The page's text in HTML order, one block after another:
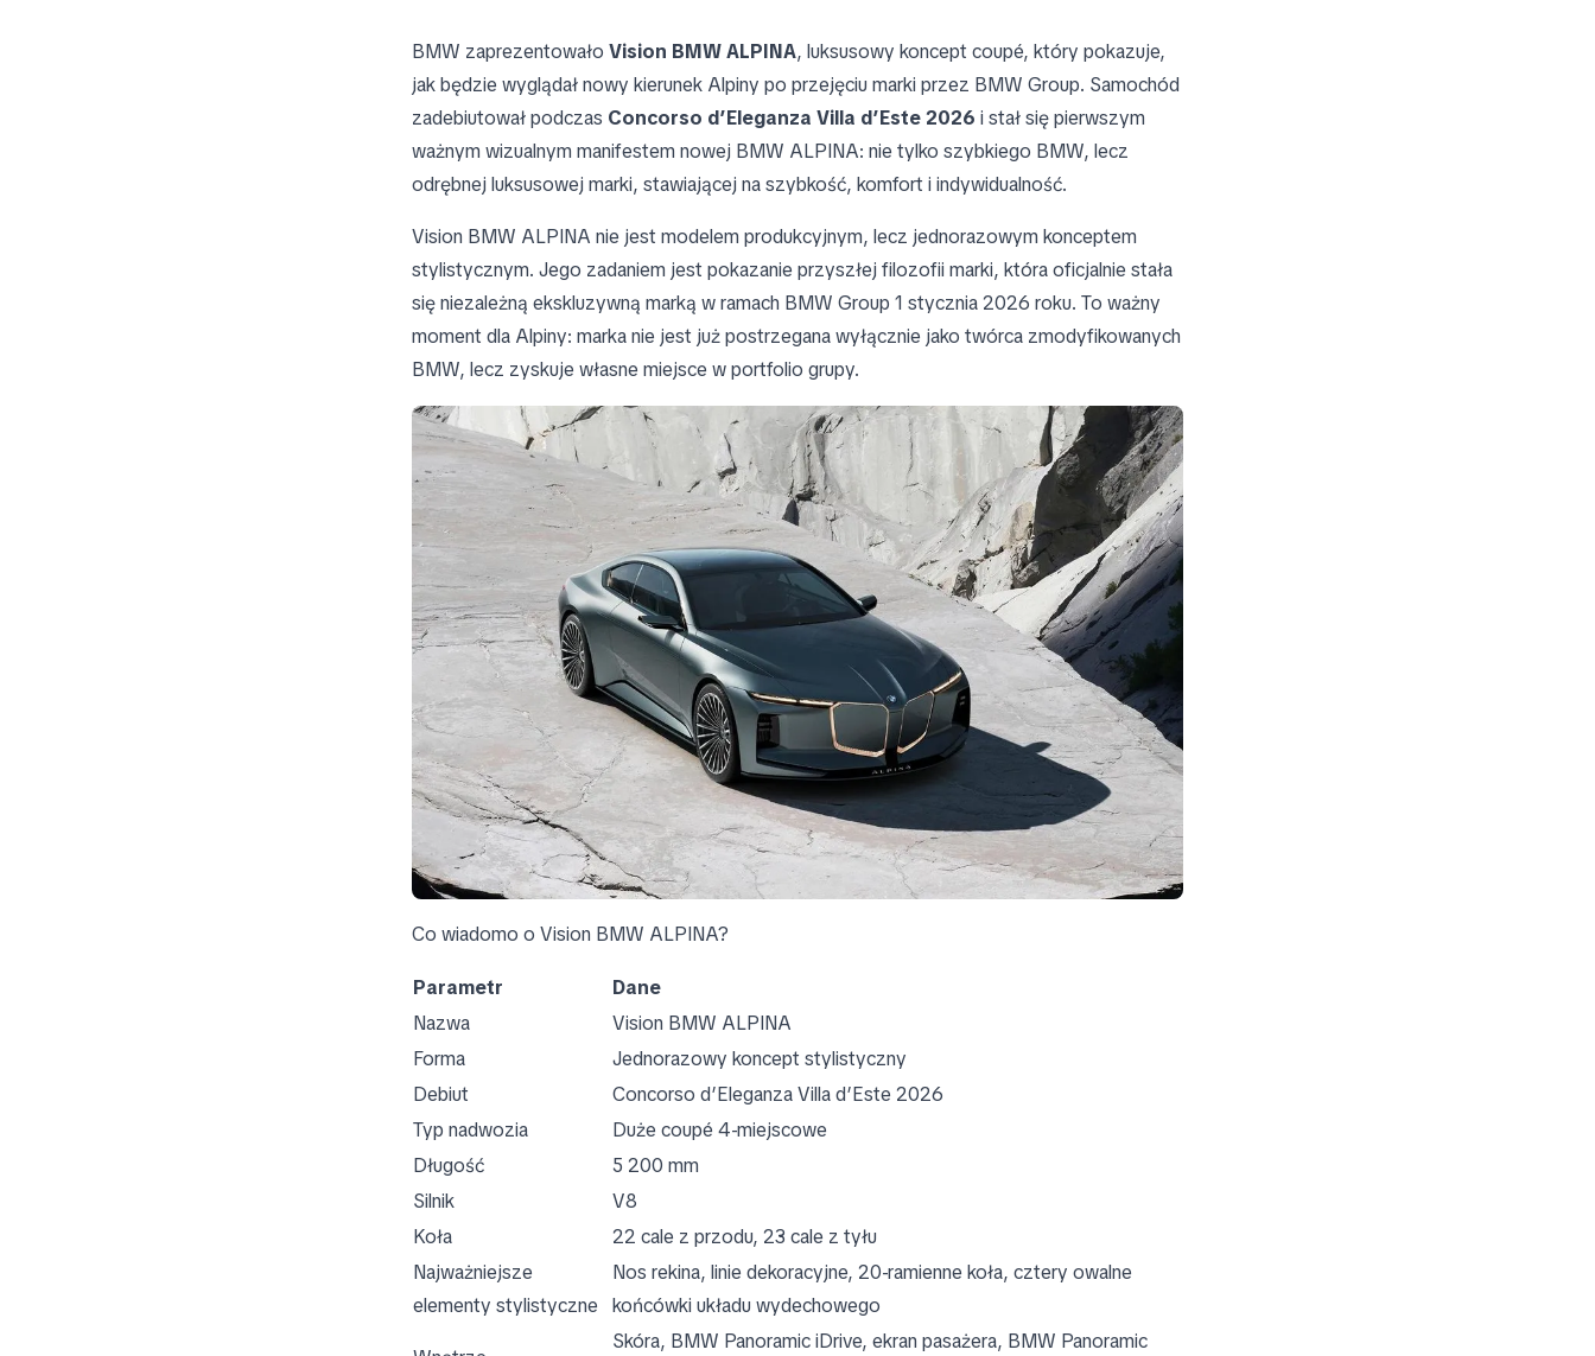
BMW zaprezentowało Vision BMW ALPINA, luksusowy koncept coupé, który pokazuje,
jak będzie wyglądał nowy kierunek Alpiny po przejęciu marki przez BMW Group. Samochód
zadebiutował podczas Concorso d’Eleganza Villa d’Este 2026 i stał się pierwszym
ważnym wizualnym manifestem nowej BMW ALPINA: nie tylko szybkiego BMW, lecz
odrębnej luksusowej marki, stawiającej na szybkość, komfort i indywidualność.
Vision BMW ALPINA nie jest modelem produkcyjnym, lecz jednorazowym konceptem
stylistycznym. Jego zadaniem jest pokazanie przyszłej filozofii marki, która oficjalnie stała
się niezależną ekskluzywną marką w ramach BMW Group 1 stycznia 2026 roku. To ważny
moment dla Alpiny: marka nie jest już postrzegana wyłącznie jako twórca zmodyfikowanych
BMW, lecz zyskuje własne miejsce w portfolio grupy.
Co wiadomo o Vision BMW ALPINA?
Parametr
Dane
Nazwa
Vision BMW ALPINA
Forma
Jednorazowy koncept stylistyczny
Debiut
Concorso d’Eleganza Villa d’Este 2026
Typ nadwozia
Duże coupé 4-miejscowe
Długość
5 200 mm
Silnik
V8
Koła
22 cale z przodu, 23 cale z tyłu
Najważniejsze
elementy stylistyczne
Nos rekina, linie dekoracyjne, 20-ramienne koła, cztery owalne
końcówki układu wydechowego
Skóra, BMW Panoramic iDrive, ekran pasażera, BMW Panoramic